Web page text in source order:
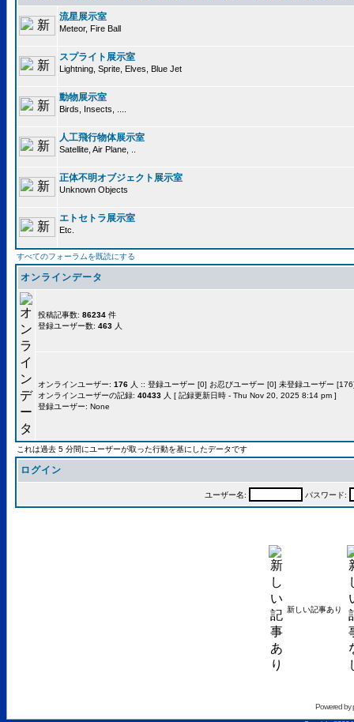
流星展示室
Meteor, Fire Ball
スプライト展示室
Lightning, Sprite, Elves, Blue Jet
動物展示室
Birds, Insects, ....
人工飛行物体展示室
Satellite, Air Plane, ..
正体不明オブジェクト展示室
Unknown Objects
エトセトラ展示室
Etc.
すべてのフォーラムを既読にする
オンラインデータ
投稿記事数: 86234 件
登録ユーザー数: 463 人
オンラインユーザー: 176 人 :: 登録ユーザー [0] お忍びユーザー [0] 未登録ユーザー
オンラインユーザーの記録: 40433 人 [ 記録更新日時 - Thu Nov 20, 2025 8:14 pm ]
登録ユーザー: None
これは過去 5 分間にユーザーが取った行動を基にしたデータです
ログイン
ユーザー名: パスワード:
新しい記事あり
Powered by